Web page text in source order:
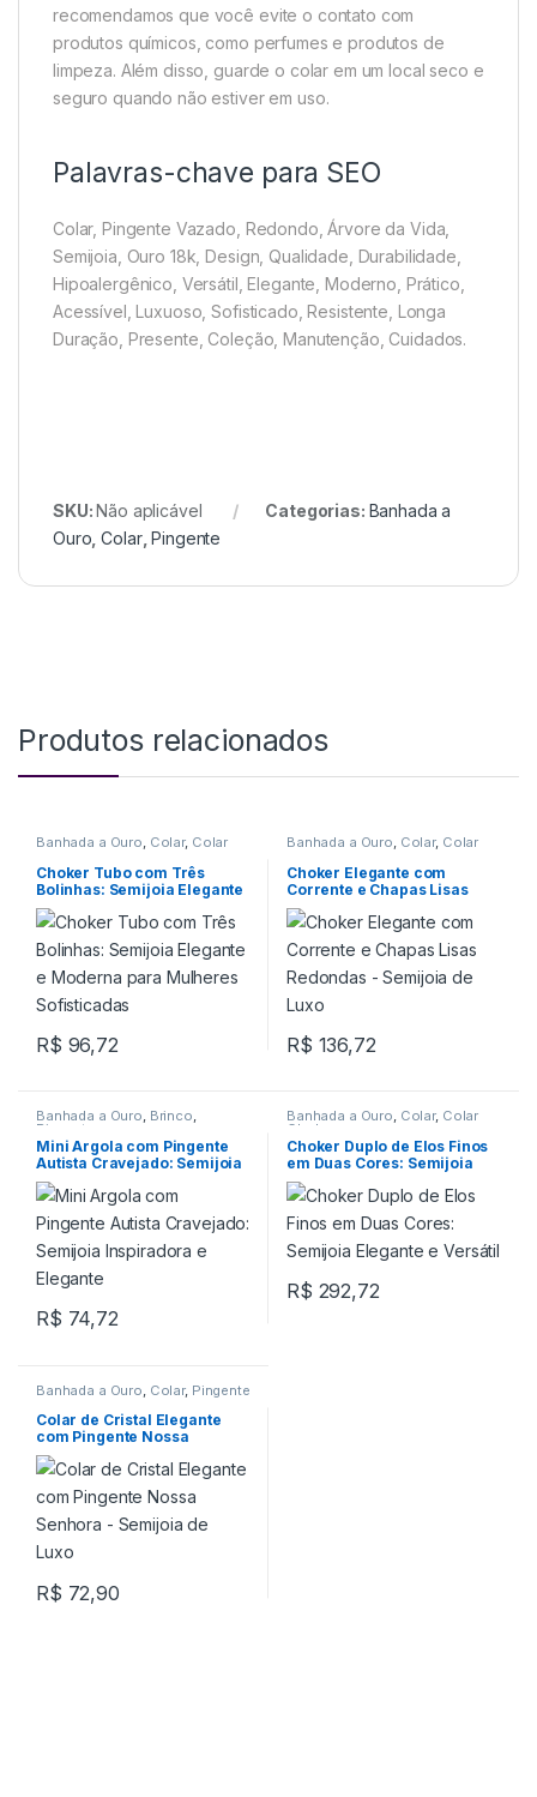
recomendamos que você evite o contato com
produtos químicos, como perfumes e produtos de
limpeza. Além disso, guarde o colar em um local seco e
seguro quando não estiver em uso.
Palavras-chave para SEO
Colar, Pingente Vazado, Redondo, Árvore da Vida,
Semijoia, Ouro 18k, Design, Qualidade, Durabilidade,
Hipoalergênico, Versátil, Elegante, Moderno, Prático,
Acessível, Luxuoso, Sofisticado, Resistente, Longa
Duração, Presente, Coleção, Manutenção, Cuidados.
SKU:Não aplicável Categorias: Banhada a
Ouro ,Colar,Pingente
Produtos relacionados
Banhada a Ouro, Colar, Colar
Choker Tubo com Três
Bolinhas: Semijoia Elegante
e Moderna para Mulheres
Sofisticadas
R$ 96,72
Banhada a Ouro, Colar, Colar
Choker Elegante com
Corrente e Chapas Lisas
Redondas – Semijoia de
Luxo
R$ 136,72
Banhada a Ouro, Brinco,
Pingente
Mini Argola com Pingente
Autista Cravejado: Semijoia
Inspiradora e Elegante
R$ 74,72
Banhada a Ouro, Colar, Colar
Choker
Choker Duplo de Elos Finos
em Duas Cores: Semijoia
Elegante e Versátil
R$ 292,72
Banhada a Ouro, Colar, Pingente
Colar de Cristal Elegante
com Pingente Nossa
Senhora – Semijoia de Luxo
R$ 72,90